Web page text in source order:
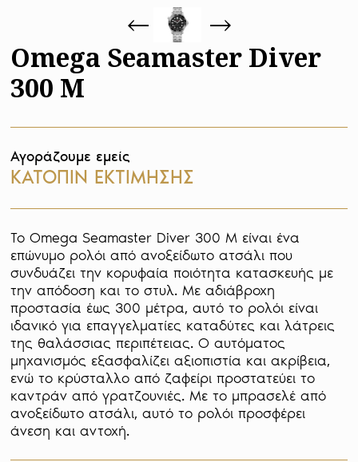
Omega Seamaster Diver
300 M
Αγοράζουμε εμείς
ΚΑΤΟΠΙΝ ΕΚΤΙΜΗΣΗΣ
Το Omega Seamaster Diver 300 M είναι ένα
επώνυμο ρολόι από ανοξείδωτο ατσάλι που
συνδυάζει την κορυφαία ποιότητα κατασκευής με
την απόδοση και το στυλ. Με αδιάβροχη
προστασία έως 300 μέτρα, αυτό το ρολόι είναι
ιδανικό για επαγγελματίες καταδύτες και λάτρεις
της θαλάσσιας περιπέτειας. Ο αυτόματος
μηχανισμός εξασφαλίζει αξιοπιστία και ακρίβεια,
ενώ το κρύσταλλο από ζαφείρι προστατεύει το
καντράν από γρατζουνιές. Με το μπρασελέ από
ανοξείδωτο ατσάλι, αυτό το ρολόι προσφέρει
άνεση και αντοχή.